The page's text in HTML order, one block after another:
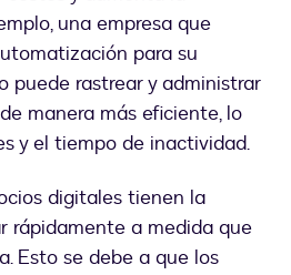
una empresa que
para su
puede rastrear y administrar
manera más eficiente, lo
y el tiempo de inactividad.
digitales tienen la
rápidamente a medida que
Esto se debe a que los